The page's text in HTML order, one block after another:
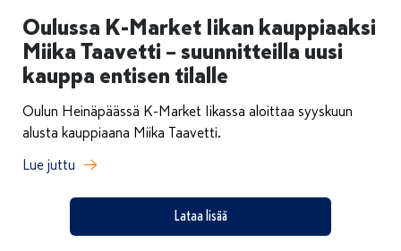
Oulussa K-Market Iikan kauppiaaksi
Miika Taavetti – suunnitteilla uusi
kauppa entisen tilalle
Oulun Heinäpäässä K-Market Iikassa aloittaa syyskuun
alusta kauppiaana Miika Taavetti.
Lue juttu
Lataa lisää